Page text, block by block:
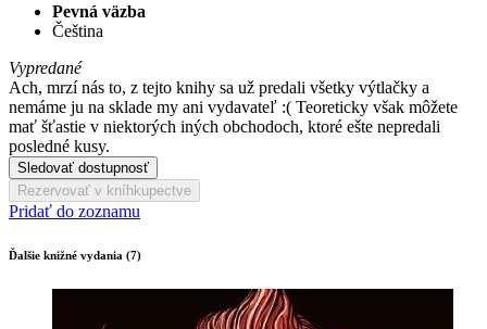
Pevná väzba
Čeština
Vypredané
Ach, mrzí nás to, z tejto knihy sa už predali všetky výtlačky a
nemáme ju na sklade my ani vydavateľ :( Teoreticky však môžete
mať šťastie v niektorých iných obchodoch, ktoré ešte nepredali
posledné kusy.
Sledovať dostupnosť
Rezervovať v kníhkupectve
Pridať do zoznamu
Ďalšie knižné vydania (7)